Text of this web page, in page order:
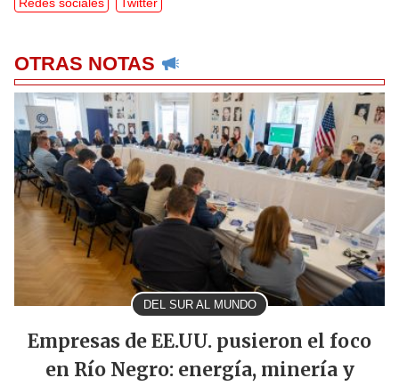
OTRAS NOTAS
DEL SUR AL MUNDO
Empresas de EE.UU. pusieron el foco
en Río Negro: energía, minería y